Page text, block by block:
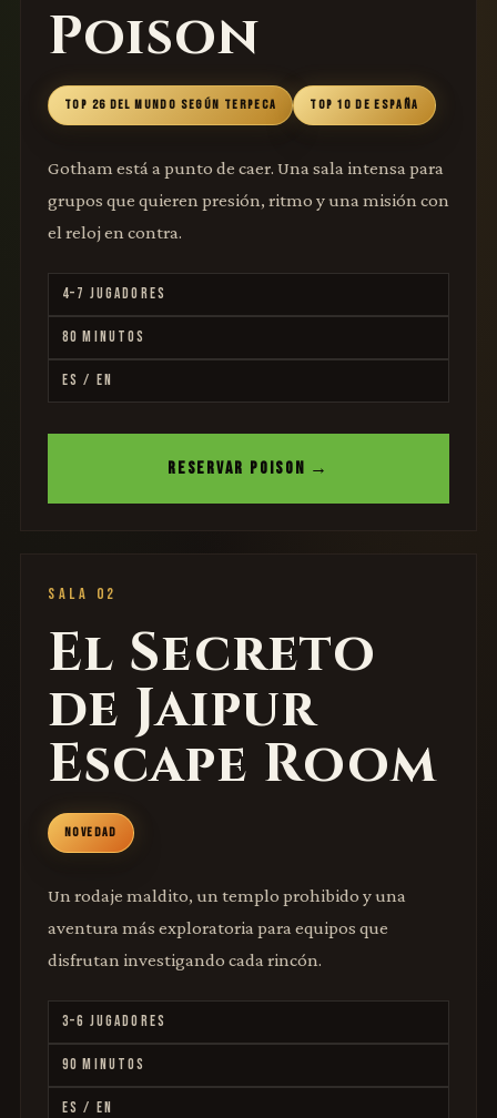
Poison
TOP 26 DEL MUNDO SEGÚN TERPECA TOP 10 DE ESPAÑA
Gotham está a punto de caer. Una sala intensa para
grupos que quieren presión, ritmo y una misión con
el reloj en contra.
4–7 JUGADORES
80 MINUTOS
ES / EN
RESERVAR POISON →
SALA 02
El Secreto
de Jaipur
Escape Room
NOVEDAD
Un rodaje maldito, un templo prohibido y una
aventura más exploratoria para equipos que
disfrutan investigando cada rincón.
3–6 JUGADORES
90 MINUTOS
ES / EN